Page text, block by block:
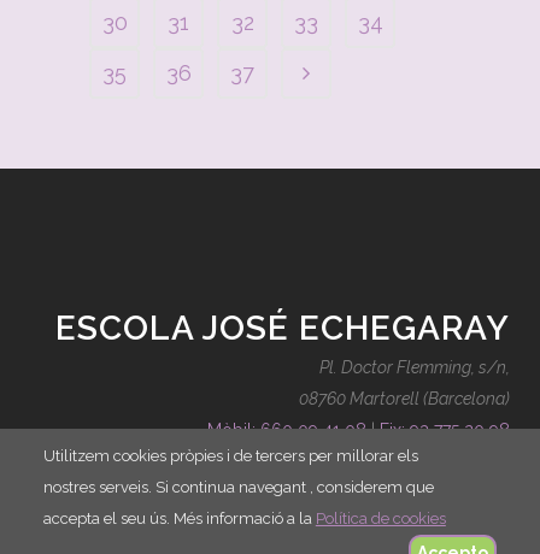
Utilitzem cookies pròpies i de tercers per millorar els
nostres serveis. Si continua navegant , considerem que
accepta el seu ús. Més informació a la Política de cookies
30
31 32 33
34
35
36 37
ESCOLA JOSÉ ECHEGARAY
Pl. Doctor Flemming, s/n,
08760 Martorell (Barcelona)
Mòbil: 660 09 41 08|Fix: 93 775 20 98
contacte@escolajoseechegaray.cat